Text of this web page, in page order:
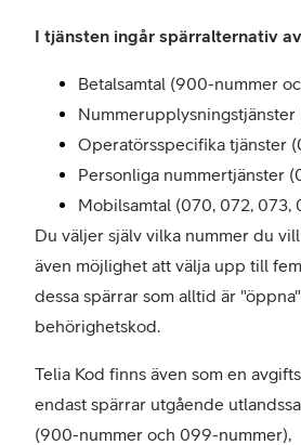
I tjänsten ingår spärralternativ
Betalsamtal (900-nummer
Nummerupplysningstjänster
Operatörsspecifika tjänster
Personliga nummertjänster
Mobilsamtal (070, 072, 073,
Du väljer själv vilka nummer du
även möjlighet att välja upp till
dessa spärrar som alltid är
behörighetskod.
Telia Kod finns även som en
endast spärrar utgående
(900-nummer och 099-nummer),